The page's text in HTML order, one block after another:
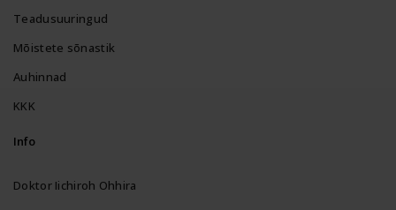
Teadusuuringud
Mõistete sõnastik
Auhinnad
KKK
Info
Doktor Iichiroh Ohhira